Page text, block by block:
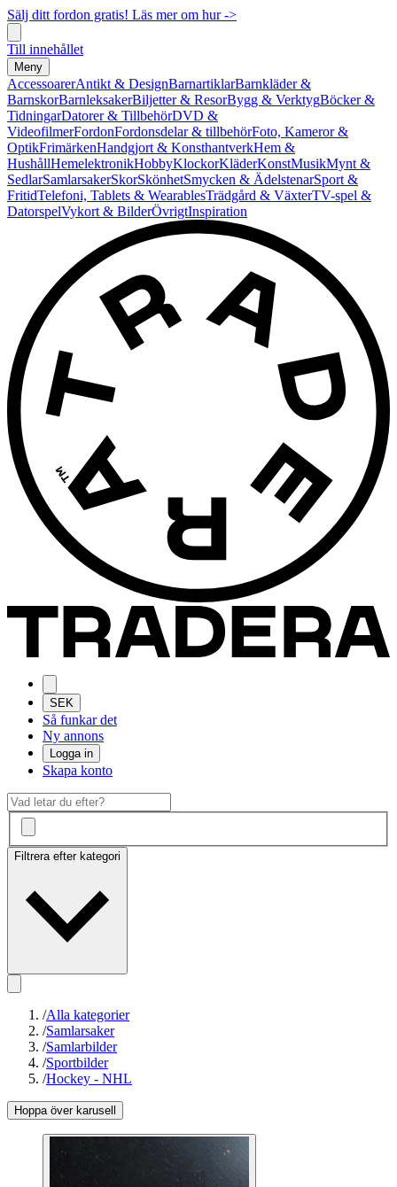
Sälj ditt fordon gratis! Läs mer om hur ->
Till innehållet
Meny
AccessoarerAntikt & DesignBarnartiklarBarnkläder &
BarnskorBarnleksakerBiljetter & ResorBygg & VerktygBöcker &
TidningarDatorer & TillbehörDVD &
VideofilmerFordonFordonsdelar & tillbehörFoto, Kameror &
OptikFrimärkenHandgjort & KonsthantverkHem &
HushållHemelektronikHobbyKlockorKläderKonstMusikMynt &
SedlarSamlarsakerSkorSkönhetSmycken & ÄdelstenarSport &
FritidTelefoni, Tablets & WearablesTrädgård & VäxterTV-spel &
DatorspelVykort & BilderÖvrigtInspiration
SEK
Så funkar det
Ny annons
Logga in
Skapa konto
Filtrera efter kategori
/Alla kategorier
/Samlarsaker
/Samlarbilder
/Sportbilder
/Hockey - NHL
Hoppa över karusell